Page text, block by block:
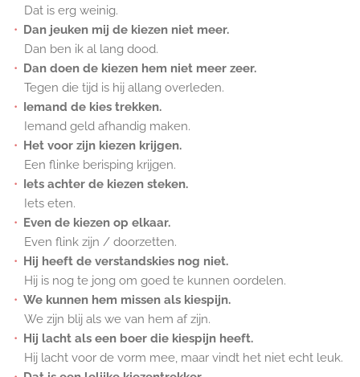
Dat is erg weinig.
Dan jeuken mij de kiezen niet meer.
Dan ben ik al lang dood.
Dan doen de kiezen hem niet meer zeer.
Tegen die tijd is hij allang overleden.
Iemand de kies trekken.
Iemand geld afhandig maken.
Het voor zijn kiezen krijgen.
Een flinke berisping krijgen.
Iets achter de kiezen steken.
Iets eten.
Even de kiezen op elkaar.
Even flink zijn / doorzetten.
Hij heeft de verstandskies nog niet.
Hij is nog te jong om goed te kunnen oordelen.
We kunnen hem missen als kiespijn.
We zijn blij als we van hem af zijn.
Hij lacht als een boer die kiespijn heeft.
Hij lacht voor de vorm mee, maar vindt het niet echt leuk.